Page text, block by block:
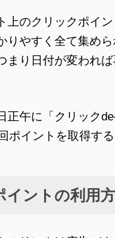
上のクリックポイ
りやすく全て集め
まり日付が変われ
正午に「クリック
ポイントを取得する
イントの利用